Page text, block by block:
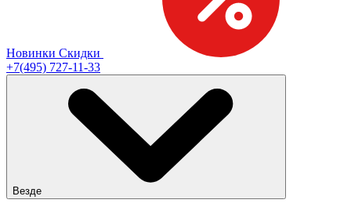
Новинки Скидки
+7(495) 727-11-33
Везде